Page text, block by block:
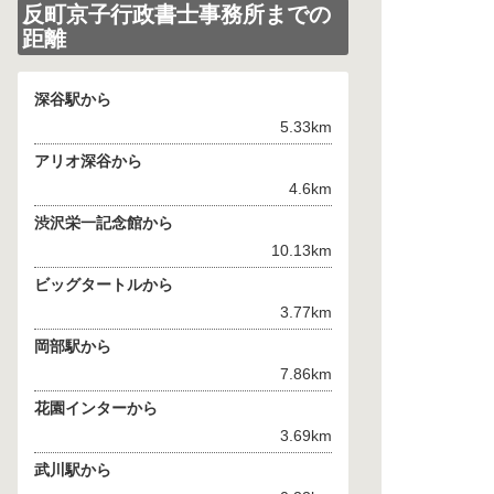
反町京子行政書士事務所までの
距離
深谷駅から
5.33km
アリオ深谷から
4.6km
渋沢栄一記念館から
10.13km
ビッグタートルから
3.77km
岡部駅から
7.86km
花園インターから
3.69km
武川駅から